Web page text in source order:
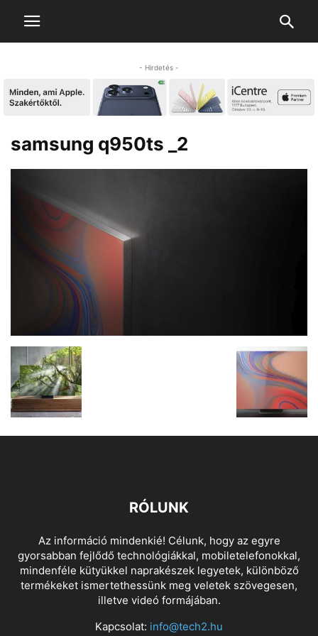
- Hirdetés -
samsung q950ts _2
RÓLUNK
Az információ mindenkié! Célunk, hogy az egyre
gyorsabban fejlődő technológiákkal, mobiletelefonokkal,
mindenféle kütyükkel naprakészek legyetek, különböző
termékeket ismertethessünk meg veletek szövegesen,
illetve videó formájában.
Kapcsolat: info@tech2.hu